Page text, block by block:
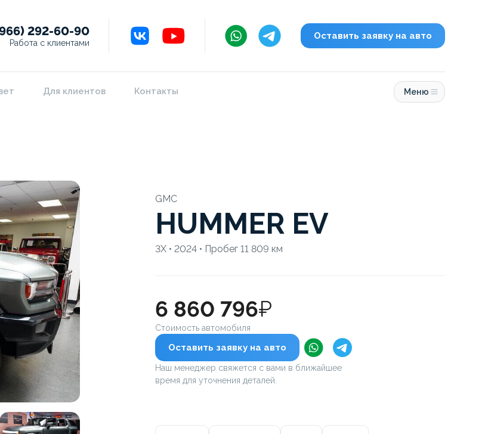
292-60-90
Работа с клиентами
Оставить заявку на авто
Для клиентов Контакты Меню
GMC
HUMMER EV
3X • 2024 • Пробег 11 809 км
6 860 796₽
Стоимость автомобиля
Оставить заявку на авто
Наш менеджер свяжется с вами в ближайшее
время для уточнения деталей.